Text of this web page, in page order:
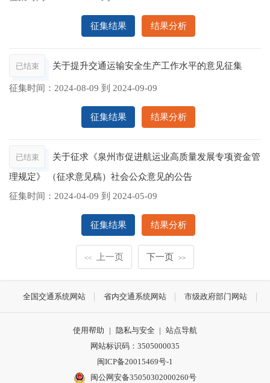
征集结果 结果分析
已结束 关于提升交通运输安全生产工作水平的意见征集
征集时间：2024-08-09 到2024-09-09
征集结果 结果分析
已结束
关于征求《泉州市促进航运业高质量发展专项资金管
理规定》 （征求意见稿）社会公众意见的公告
征集时间：2024-04-09 到2024-05-09
征集结果 结果分析
<< 上一页 下一页 >>
全国交通系统网站 省内交通系统网站 市级政府部门网站
使用帮助 | 隐私与安全 | 站点导航
网站标识码：3505000035
闽ICP备20015469号-1
闽公网安备35050302000260号